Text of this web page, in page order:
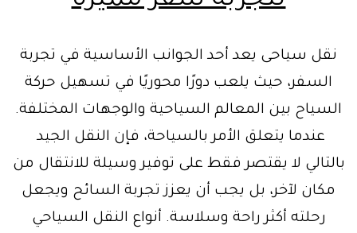
نقل سياحى يعد أحد الجوانب الأساسية في تجربة
السفر، حيث يلعب دورًا محوريًا في تسهيل حركة
السياح بين المعالم السياحية والوجهات المختلفة.
عندما يتعلق الأمر بالسياحة، فإن النقل الجيد
بالتالي لا يقتصر فقط على توفير وسيلة للانتقال من
مكان لآخر، بل يجب أن يعزز تجربة السائح ويجعل
رحلته أكثر راحة وسلاسة. أنواع النقل السياحي